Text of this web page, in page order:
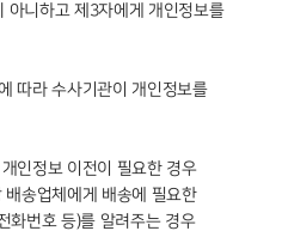
아니하고 제3자에게 개인정보를
따라 수사기관이 개인정보를
인정보 이전이 필요한 경우
송업체에게 배송에 필요한
화번호 등)를 알려주는 경우